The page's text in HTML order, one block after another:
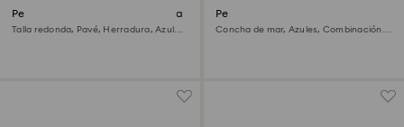
Pendientes de botón Symbolica
Talla redonda, Pavé, Herradura, Azules,
Pendientes de clip Idyllia
Concha de mar, Azules, Combinación